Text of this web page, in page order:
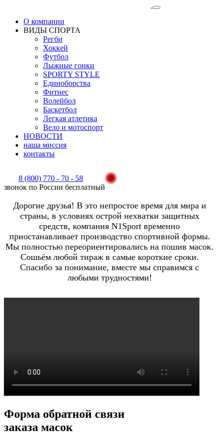
О компании
ВИДЫ СПОРТА
Регби
Хоккей
Футбол
Лыжные гонки
SPORTY STYLE
Единоборства
Фитнес
Волейбол
Баскетбол
Легкая атлетика
Вело и мотоспорт
НОВОСТИ
наша миссия
контакты
8 (800) 770 - 70 - 58
звонок по России бесплатный
Дорогие друзья! В это непростое время для мира и
страны, в условиях острой нехватки защитных
средств, компания N1Sport временно
приостанавливает производство спортивной формы.
Мы полностью переориентировались на пошив масок.
Сошьём любой тираж в самые короткие сроки.
Спасибо за понимание, вместе мы справимся с
любыми трудностями!
Форма обратной связи
заказа масок